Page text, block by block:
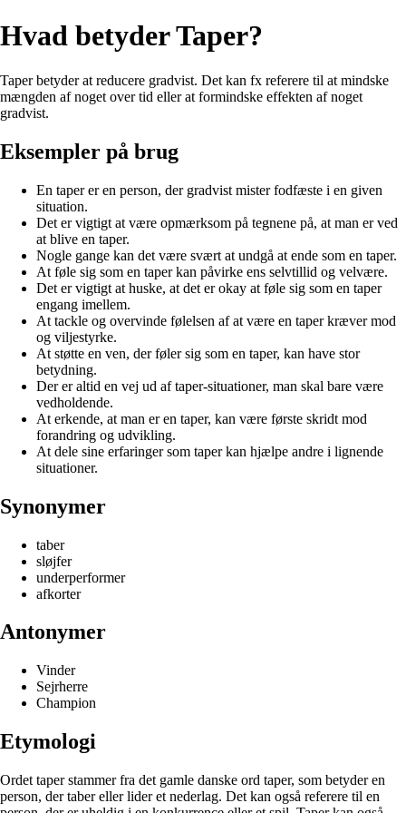
Hvad betyder Taper?
Taper betyder at reducere gradvist. Det kan fx referere til at mindske
mængden af noget over tid eller at formindske effekten af noget
gradvist.
Eksempler på brug
En taper er en person, der gradvist mister fodfæste i en given
situation.
Det er vigtigt at være opmærksom på tegnene på, at man er ved
at blive en taper.
Nogle gange kan det være svært at undgå at ende som en taper.
At føle sig som en taper kan påvirke ens selvtillid og velvære.
Det er vigtigt at huske, at det er okay at føle sig som en taper
engang imellem.
At tackle og overvinde følelsen af at være en taper kræver mod
og viljestyrke.
At støtte en ven, der føler sig som en taper, kan have stor
betydning.
Der er altid en vej ud af taper-situationer, man skal bare være
vedholdende.
At erkende, at man er en taper, kan være første skridt mod
forandring og udvikling.
At dele sine erfaringer som taper kan hjælpe andre i lignende
situationer.
Synonymer
taber
sløjfer
underperformer
afkorter
Antonymer
Vinder
Sejrherre
Champion
Etymologi
Ordet taper stammer fra det gamle danske ord taper, som betyder en
person, der taber eller lider et nederlag. Det kan også referere til en